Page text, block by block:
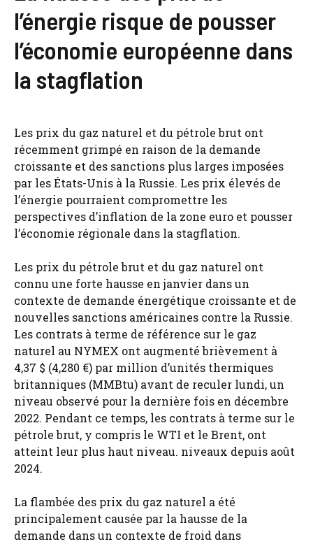
l’énergie risque de pousser
l’économie européenne dans
la stagflation
Les prix du gaz naturel et du pétrole brut ont
récemment grimpé en raison de la demande
croissante et des sanctions plus larges imposées
par les États-Unis à la Russie. Les prix élevés de
l’énergie pourraient compromettre les
perspectives d’inflation de la zone euro et pousser
l’économie régionale dans la stagflation.
Les prix du pétrole brut et du gaz naturel ont
connu une forte hausse en janvier dans un
contexte de demande énergétique croissante et de
nouvelles sanctions américaines contre la Russie.
Les contrats à terme de référence sur le gaz
naturel au NYMEX ont augmenté brièvement à
4,37 $ (4,280 €) par million d’unités thermiques
britanniques (MMBtu) avant de reculer lundi, un
niveau observé pour la dernière fois en décembre
2022. Pendant ce temps, les contrats à terme sur le
pétrole brut, y compris le WTI et le Brent, ont
atteint leur plus haut niveau. niveaux depuis août
2024.
La flambée des prix du gaz naturel a été
principalement causée par la hausse de la
demande dans un contexte de froid dans